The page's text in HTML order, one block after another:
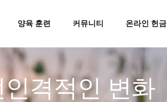
양육 훈련 커뮤니티 온라인 헌금
격적인 변화